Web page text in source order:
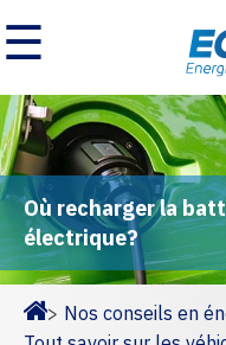
☰
Où recharger la
électrique?
Homepage
> Nos conseils en